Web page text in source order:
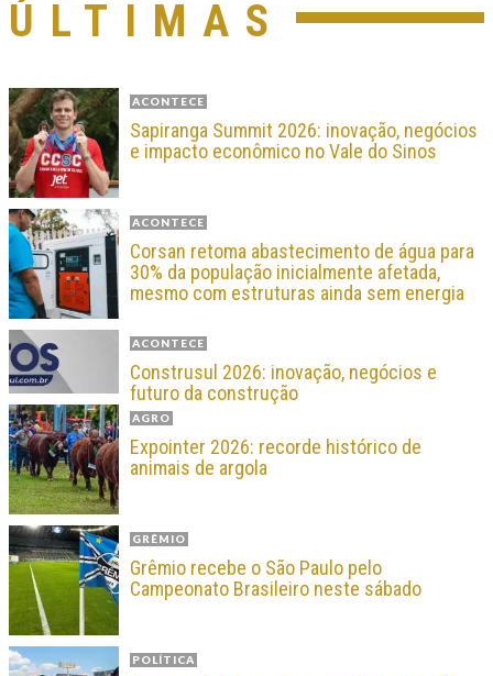
ÚLTIMAS
ACONTECE
Sapiranga Summit 2026: inovação, negócios
e impacto econômico no Vale do Sinos
ACONTECE
Corsan retoma abastecimento de água para
30% da população inicialmente afetada,
mesmo com estruturas ainda sem energia
ACONTECE
Construsul 2026: inovação, negócios e
futuro da construção
AGRO
Expointer 2026: recorde histórico de
animais de argola
GRÊMIO
Grêmio recebe o São Paulo pelo
Campeonato Brasileiro neste sábado
POLÍTICA